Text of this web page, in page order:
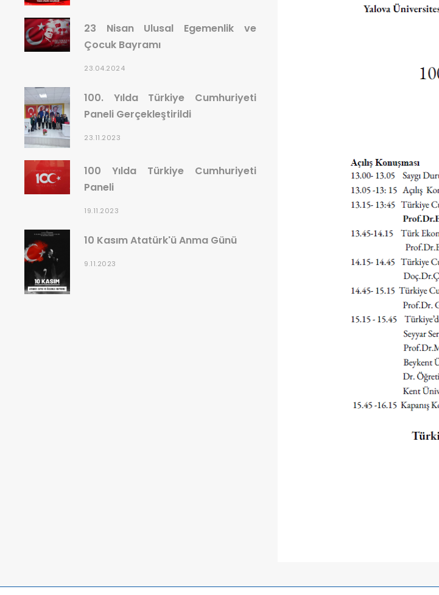
23 Nisan Ulusal Egemenlik ve
Çocuk Bayramı
23.04.2024
100. Yılda Türkiye Cumhuriyeti
Paneli Gerçekleştirildi
23.11.2023
100 Yılda Türkiye Cumhuriyeti
Paneli
19.11.2023
10 Kasım Atatürk'ü Anma Günü
9.11.2023